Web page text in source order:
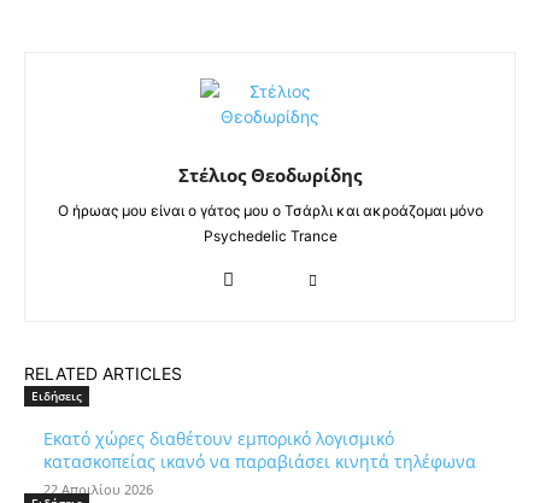
Στέλιος Θεοδωρίδης
Ο ήρωας μου είναι ο γάτος μου ο Τσάρλι και ακροάζομαι μόνο
Psychedelic Trance
RELATED ARTICLES
Ειδήσεις
Εκατό χώρες διαθέτουν εμπορικό λογισμικό
κατασκοπείας ικανό να παραβιάσει κινητά τηλέφωνα
22 Απριλίου 2026